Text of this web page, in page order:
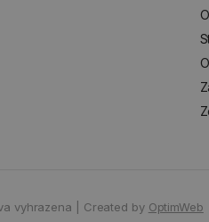
vyhrazena Created by OptimWeb